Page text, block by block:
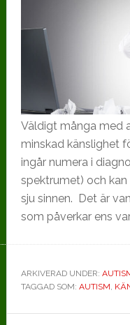
Väldigt många med
minskad känslighet
ingår numera i
spektrumet) och
sju sinnen. Det är
som påverkar ens
ARKIVERAD UNDER:
TAGGAD SOM: AUTISM